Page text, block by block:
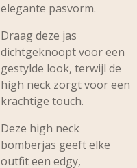
elegante pasvorm.
Draag deze jas
dichtgeknoopt voor een
gestylde look, terwijl de
high neck zorgt voor een
krachtige touch.
Deze high neck
bomberjas geeft elke
outfit een edgy,